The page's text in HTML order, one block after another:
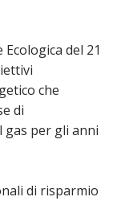
del 21
che
di
per gli anni
di risparmio